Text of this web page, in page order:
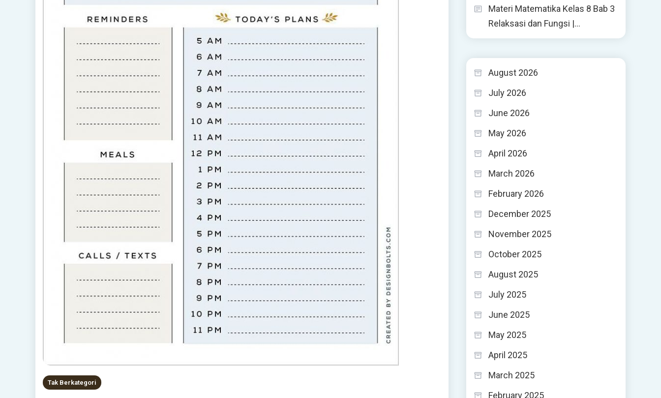
Tak Berkategori
Materi Matematika Kelas 8 Bab 3
Relaksasi dan Fungsi |…
August 2026
July 2026
June 2026
May 2026
April 2026
March 2026
February 2026
December 2025
November 2025
October 2025
August 2025
July 2025
June 2025
May 2025
April 2025
March 2025
February 2025